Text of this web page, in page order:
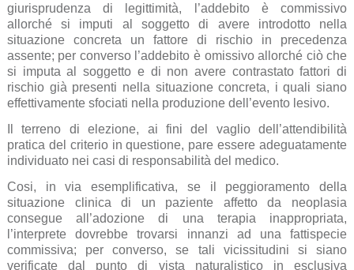
giurisprudenza di legittimità, l’addebito è commissivo
allorché si imputi al soggetto di avere introdotto nella
situazione concreta un fattore di rischio in precedenza
assente; per converso l’addebito è omissivo allorché ciò che
si imputa al soggetto e di non avere contrastato fattori di
rischio già presenti nella situazione concreta, i quali siano
effettivamente sfociati nella produzione dell’evento lesivo.
Il terreno di elezione, ai fini del vaglio dell’attendibilità
pratica del criterio in questione, pare essere adeguatamente
individuato nei casi di responsabilità del medico.
Cosi, in via esemplificativa, se il peggioramento della
situazione clinica di un paziente affetto da neoplasia
consegue all’adozione di una terapia inappropriata,
l’interprete dovrebbe trovarsi innanzi ad una fattispecie
commissiva; per converso, se tali vicissitudini si siano
verificate dal punto di vista naturalistico in esclusiva